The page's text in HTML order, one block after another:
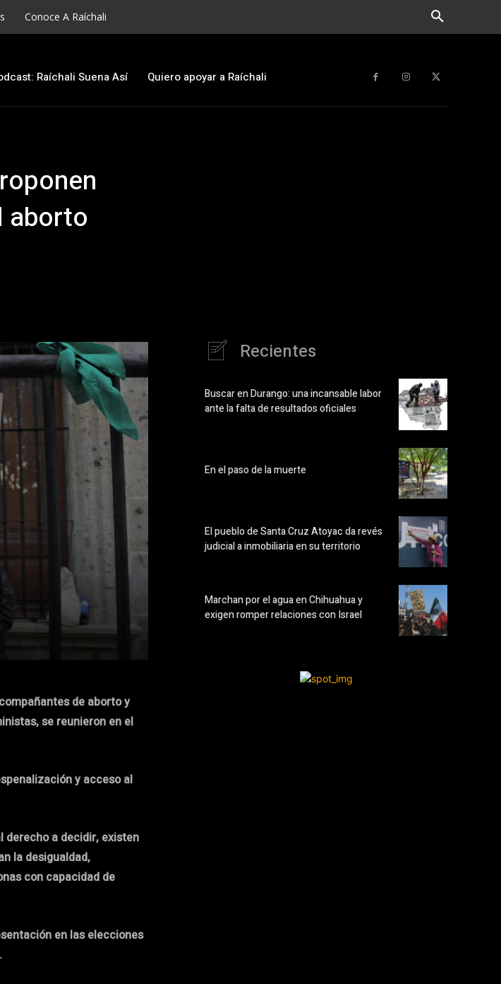
Conoce A Raíchali
Raíchali Suena Así Quiero apoyar a Raíchali
aborto
de aborto y
se reunieron en el
y acceso al
derecho a decidir, existen
la desigualdad,
con capacidad de
en las elecciones
Recientes
Buscar en Durango: una incansable labor
ante la falta de resultados oficiales
En el paso de la muerte
El pueblo de Santa Cruz Atoyac da revés
judicial a inmobiliaria en su territorio
Marchan por el agua en Chihuahua y
exigen romper relaciones con Israel